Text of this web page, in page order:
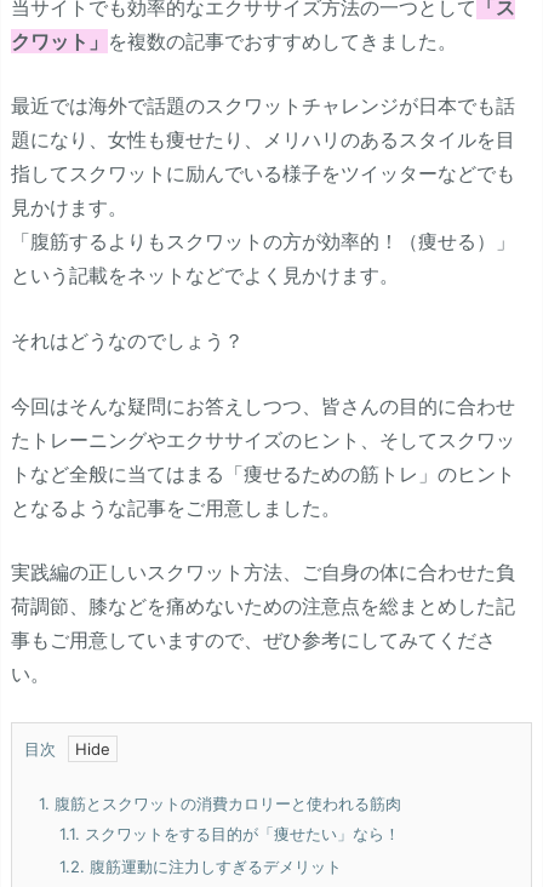
当サイトでも効率的なエクササイズ方法の一つとして 「ス
クワット」 を複数の記事でおすすめしてきました。
最近では海外で話題のスクワットチャレンジが日本でも話
題になり、女性も痩せたり、メリハリのあるスタイルを目
指してスクワットに励んでいる様子をツイッターなどでも
見かけます。
「腹筋するよりもスクワットの方が効率的！（痩せる）」
という記載をネットなどでよく見かけます。
それはどうなのでしょう？
今回はそんな疑問にお答えしつつ、皆さんの目的に合わせ
たトレーニングやエクササイズのヒント、そしてスクワッ
トなど全般に当てはまる「痩せるための筋トレ」のヒント
となるような記事をご用意しました。
実践編の正しいスクワット方法、ご自身の体に合わせた負
荷調節、膝などを痛めないための注意点を総まとめした記
事もご用意していますので、ぜひ参考にしてみてくださ
い。
目次
1. 腹筋とスクワットの消費カロリーと使われる筋肉
1.1. スクワットをする目的が「痩せたい」なら！
1.2. 腹筋運動に注力しすぎるデメリット